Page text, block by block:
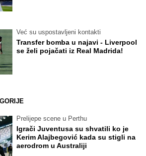
Već su uspostavljeni kontakti
Transfer bomba u najavi - Liverpool
se želi pojačati iz Real Madrida!
Prelijepe scene u Perthu
Igrači Juventusa su shvatili ko je
Kerim Alajbegović kada su stigli na
aerodrom u Australiji